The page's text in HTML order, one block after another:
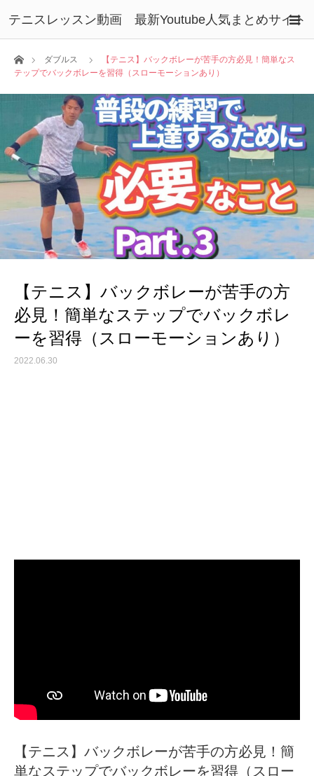
テニスレッスン動画 最新Youtube人気まとめサイト
ホームダブルス
【テニス】バックボレーが苦手の方必見！簡単なス
テップでバックボレーを習得（スローモーションあり）
【テニス】バックボレーが苦手の方
必見！簡単なステップでバックボレ
ーを習得（スローモーションあり）
2022.06.30
【テニス】バックボレーが苦手の方必見！簡
単なステップでバックボレーを習得（スロー